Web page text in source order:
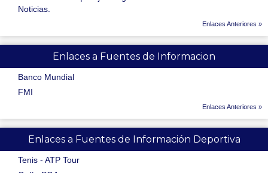
Noticias.
Enlaces Anteriores »
Enlaces a Fuentes de Informacion
Banco Mundial
FMI
Enlaces Anteriores »
Enlaces a Fuentes de Información Deportiva
Tenis - ATP Tour